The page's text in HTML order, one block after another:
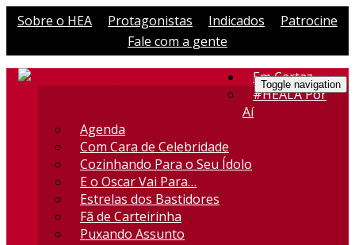
Sobre o HEA Protagonistas Indicados
Patrocine
Fale com a gente
Toggle navigation
Em Cartaz
#HEALA Por
Aí
Agenda
Com Cara de Celebridade
Cozinhando Para o Seu Ídolo
E o Oscar Vai Para…
Estrelas dos Bastidores
Fã de Carteirinha
Puxando Assunto